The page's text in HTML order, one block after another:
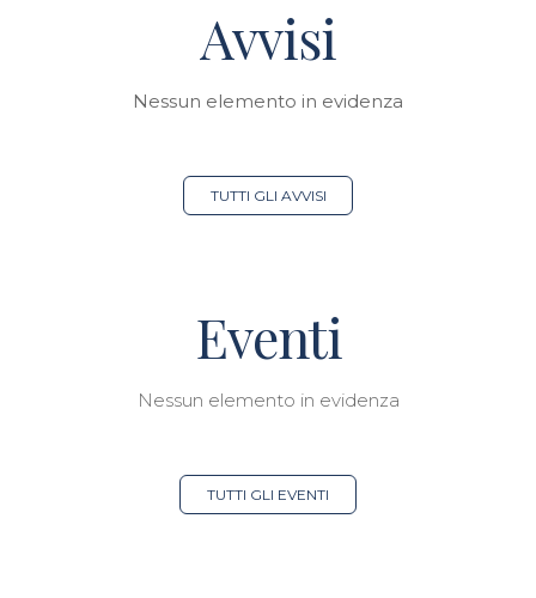
Avvisi
Nessun elemento in evidenza
TUTTI GLI AVVISI
Eventi
Nessun elemento in evidenza
TUTTI GLI EVENTI